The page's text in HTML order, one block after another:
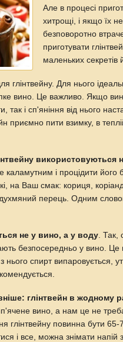
Але в процесі
хитрощі, і якщо їх
безповоротно
приготувати
маленьких секретів
глінтвейну. Для нього
вино. Це важливо. Якщо
так і сп'яніння від нього
приємно пити взимку, в
використовуються
каламутним і процідити
на Ваш смак: кориця,
перець. Одним
не у вино, а у воду . Так,
безпосередньо у вино.
з нього спирт випаровується,
глінтвейн в жодному
вино, а нам це не
глінтвейну повинна бути 65-
і все, можна знімати напій